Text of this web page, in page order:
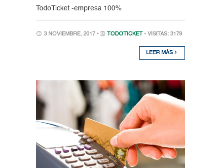
TodoTicket -empresa 100%
3 NOVIEMBRE, 2017 • TODOTICKET • VISITAS: 3179
LEER MÁS